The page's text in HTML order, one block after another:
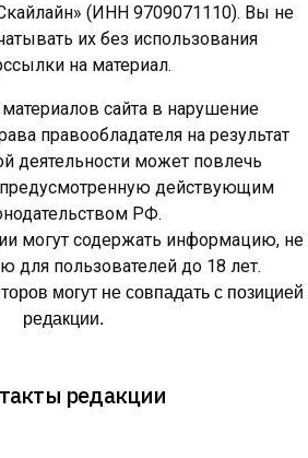
(ИНН 9709071110). Вы не
их без использования
на материал.
сайта в нарушение
правообладателя на результат
деятельности может повлечь
предусмотренную действующим
РФ.
могут содержать информацию, не
для пользователей до 18 лет.
могут не совпадать с позицией
редакции.
редакции